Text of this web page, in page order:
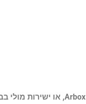
Arbox, או ישירות מולי